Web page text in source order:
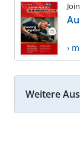
›
Weitere